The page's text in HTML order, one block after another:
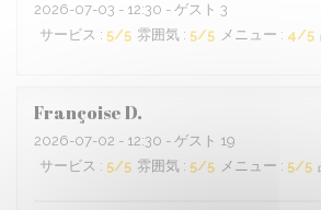
2026-07-03 - 12:30 - ゲスト 3
サービス : 5/5 雰囲気 : 5/5 メニュー : 4/5
FrançoiseD
2026-07-02 - 12:30 - ゲスト 19
サービス : 5/5 雰囲気 : 5/5 メニュー : 5/5